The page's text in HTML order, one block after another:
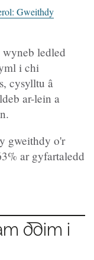
Gweithdy
ledled
i chi
cysylltu â
ar-lein a
gweithdy o'r
ar gyfartaledd
ddim i